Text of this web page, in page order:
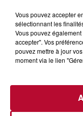
L'actu RTS
Vous pouvez accepter
sélectionnant les
Vous pouvez
accepter". Vos
pouvez mettre à jour
moment via le lien